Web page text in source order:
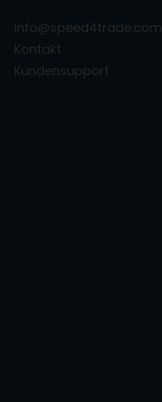
info@speed4trade.com
Kontakt
Kundensupport